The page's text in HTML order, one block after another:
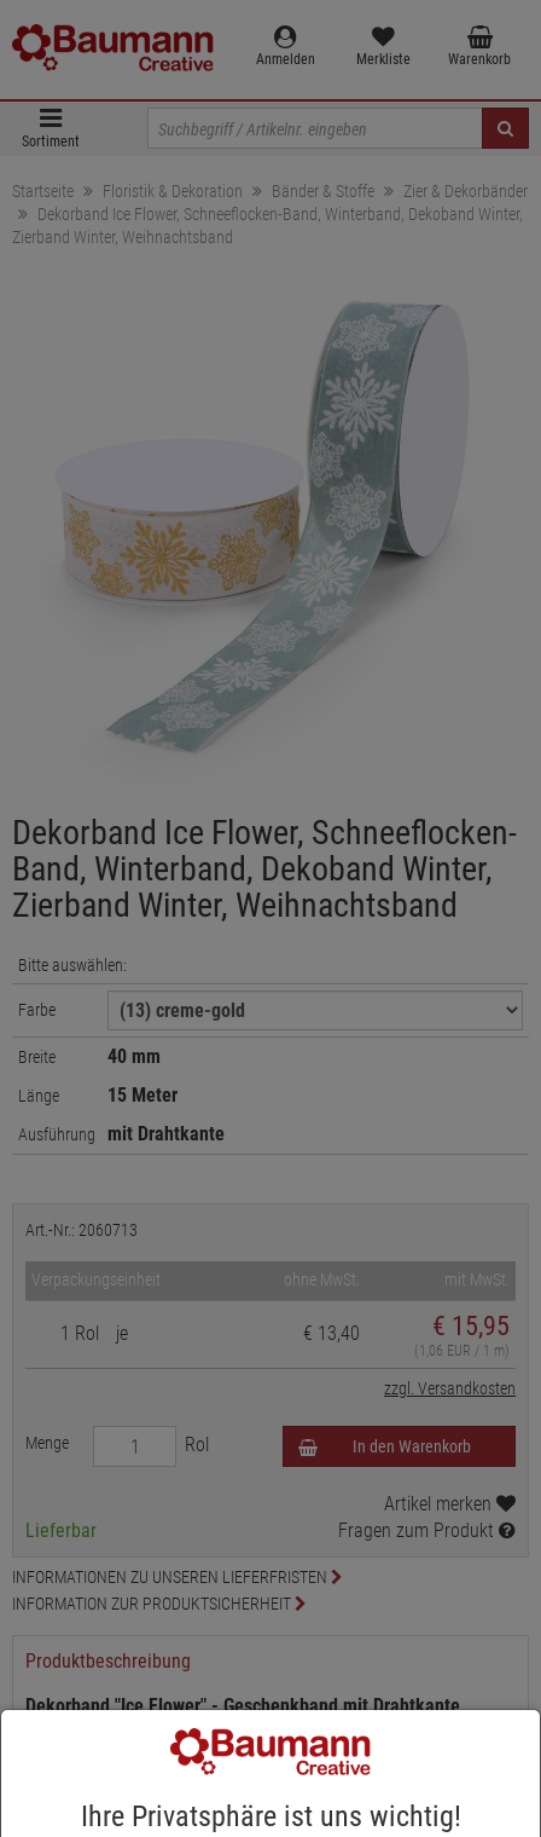
Anmelden Merkliste Warenkorb
Sortiment
Startseite Floristik & Dekoration Bänder & Stoffe
Zier & Dekorbänder
Dekorband Ice Flower, Schneeflocken-Band, Winterband, Dekoband Winter,
Zierband Winter, Weihnachtsband
Dekorband Ice Flower, Schneeflocken-
Band, Winterband, Dekoband Winter,
Zierband Winter, Weihnachtsband
Bitte auswählen:
Farbe
Breite 40 mm
Länge 15 Meter
Ausführung mit Drahtkante
Art.-Nr.: 2060713
Verpackungseinheit ohne MwSt. mit MwSt.
1 Rol je € 13,40 € 15,95
(1,06 EUR / 1 m)
zzgl. Versandkosten
Menge Rol In den Warenkorb
Lieferbar
Artikel merken
Fragen zum Produkt
INFORMATIONEN ZU UNSEREN LIEFERFRISTEN
INFORMATION ZUR PRODUKTSICHERHEIT
Produktbeschreibung
Dekorband "Ice Flower" - Geschenkband mit Drahtkante
Das Dekorband "Ice Flower" überzeugt mit einem eleganten,
winterlichen Design und setzt stilvolle Akzente bei
Geschenkverpackungen und Dekorationen. Das
feine Schneeflockenmuster verleiht dem Band eine edle und
Ihre Privatsphäre ist uns wichtig!